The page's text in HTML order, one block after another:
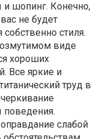
шопинг. Конечно,
не будет
стиля.
виде
хороших
Все яркие и
труд в
поведения.
слабой